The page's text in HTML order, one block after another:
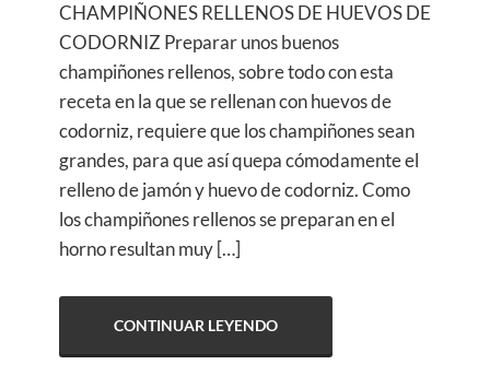
CHAMPIÑONES RELLENOS DE HUEVOS DE
CODORNIZ Preparar unos buenos
champiñones rellenos, sobre todo con esta
receta en la que se rellenan con huevos de
codorniz, requiere que los champiñones sean
grandes, para que así quepa cómodamente el
relleno de jamón y huevo de codorniz. Como
los champiñones rellenos se preparan en el
horno resultan muy […]
CONTINUAR LEYENDO